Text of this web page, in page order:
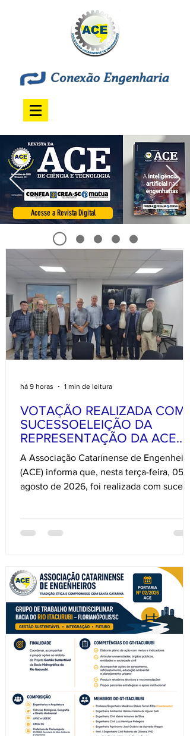
Acesse a Revista Digital
VOTAÇÃO REALIZADA COM
SUCESSOELEIÇÃO DA
REPRESENTAÇÃO DA ACE
JUNTO AO CREA-SC
A Associação Catarinense de
(ACE) informa que, nesta terça-feira, 05
agosto de 2026, foi realizada com
junto ao CREA-SC, na Câmara
ACE no mandato de agosto de 2026 a
dezembro de 2027: Titular: Eng.
Robson Luiz Cardoso Suplente: Eng.
Eletricista Luiz Lafaiete de Queiroz A ACE
parabeniza os
há 9 horas 1 min de leitura